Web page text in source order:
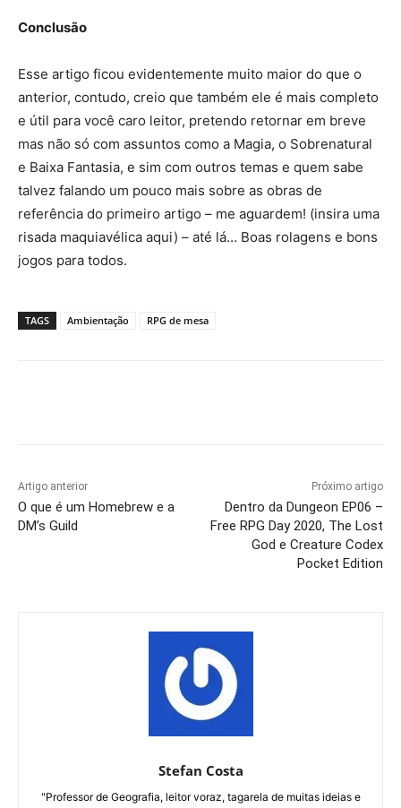
Conclusão
Esse artigo ficou evidentemente muito maior do que o
anterior, contudo, creio que também ele é mais completo
e útil para você caro leitor, pretendo retornar em breve
mas não só com assuntos como a Magia, o Sobrenatural
e Baixa Fantasia, e sim com outros temas e quem sabe
talvez falando um pouco mais sobre as obras de
referência do primeiro artigo – me aguardem! (insira uma
risada maquiavélica aqui) – até lá… Boas rolagens e bons
jogos para todos.
TAGS Ambientação RPG de mesa
Artigo anterior
O que é um Homebrew e a
DM’s Guild
Próximo artigo
Dentro da Dungeon EP06 –
Free RPG Day 2020, The Lost
God e Creature Codex
Pocket Edition
Stefan Costa
"Professor de Geografia, leitor voraz, tagarela de muitas ideias e